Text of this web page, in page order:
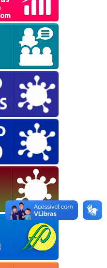
European Commission |